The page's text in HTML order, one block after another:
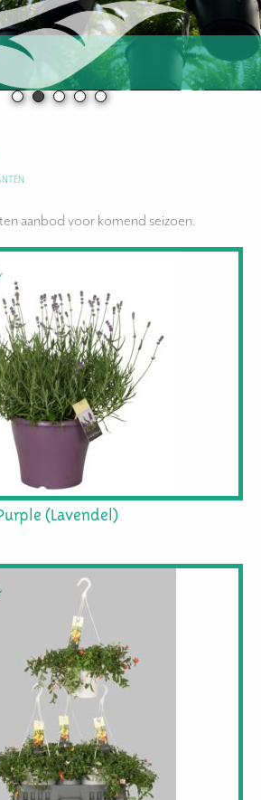
aanbod voor komend seizoen.
(Lavendel)